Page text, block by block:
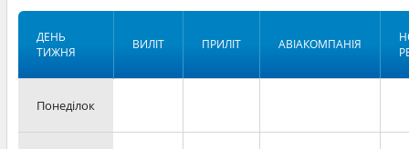
ДЕНЬ
ТИЖНЯ
ВИЛІТ ПРИЛІТ АВІАКОМПАНІЯ
Понеділок